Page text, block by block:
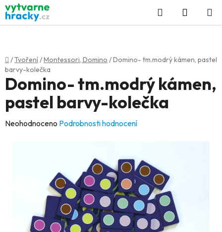
Přejít
na
obsah
Hledat
KOŠÍK
Domů
/Tvoření/Montessori, Domino /Domino- tm.modrý kámen, pastel
barvy-kolečka
Domino- tm.modrý kámen,
pastel barvy-kolečka
Průměrné
hvězdiček.
Neohodnoceno Podrobnosti hodnocení